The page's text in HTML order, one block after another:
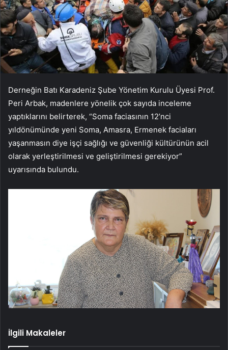
Derneğin Batı Karadeniz Şube Yönetim Kurulu Üyesi Prof.
Peri Arbak, madenlere yönelik çok sayıda inceleme
yaptıklarını belirterek, “Soma faciasının 12’nci
yıldönümünde yeni Soma, Amasra, Ermenek faciaları
yaşanmasın diye işçi sağlığı ve güvenliği kültürünün acil
olarak yerleştirilmesi ve geliştirilmesi gerekiyor”
uyarısında bulundu.
İlgili Makaleler